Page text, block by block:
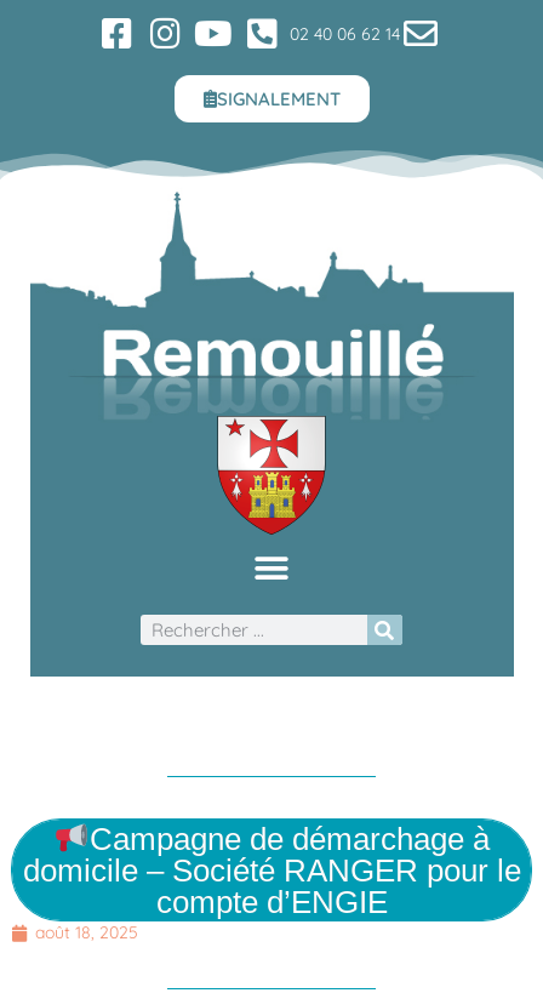
02 40 06 62 14
SIGNALEMENT
Campagne de démarchage à
domicile – Société RANGER pour le
compte d’ENGIE
août 18, 2025